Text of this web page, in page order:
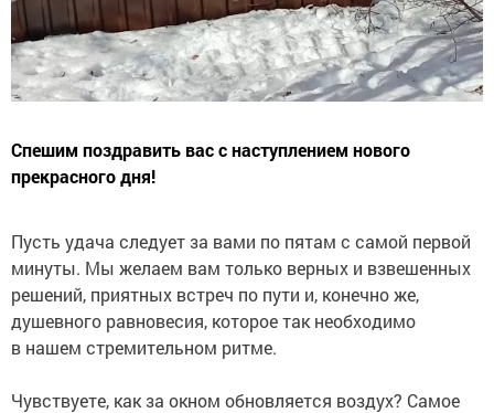
Спешим поздравить вас с наступлением нового
прекрасного дня!
Пусть удача следует за вами по пятам с самой первой
минуты. Мы желаем вам только верных и взвешенных
решений, приятных встреч по пути и, конечно же,
душевного равновесия, которое так необходимо
в нашем стремительном ритме.
Чувствуете, как за окном обновляется воздух? Самое